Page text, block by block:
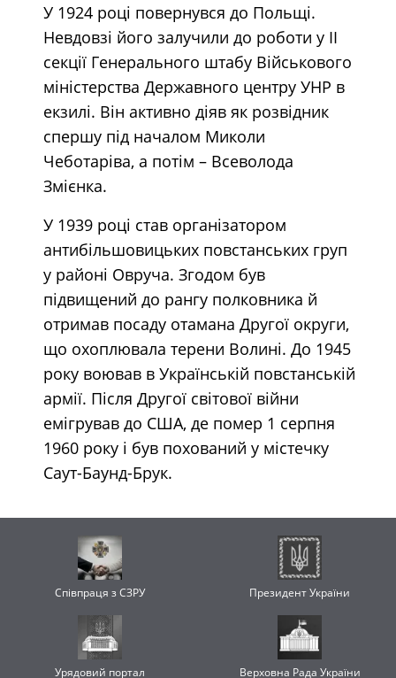
У 1924 році повернувся до Польщі.
Невдовзі його залучили до роботи у ІІ
секції Генерального штабу Військового
міністерства Державного центру УНР в
екзилі. Він активно діяв як розвідник
спершу під началом Миколи
Чеботаріва, а потім – Всеволода
Змієнка.
У 1939 році став організатором
антибільшовицьких повстанських груп
у районі Овруча. Згодом був
підвищений до рангу полковника й
отримав посаду отамана Другої округи,
що охоплювала терени Волині. До 1945
року воював в Українській повстанській
армії. Після Другої світової війни
емігрував до США, де помер 1 серпня
1960 року і був похований у містечку
Саут-Баунд-Брук.
Співпраця з СЗРУ Президент України
Урядовий портал Верховна Рада України